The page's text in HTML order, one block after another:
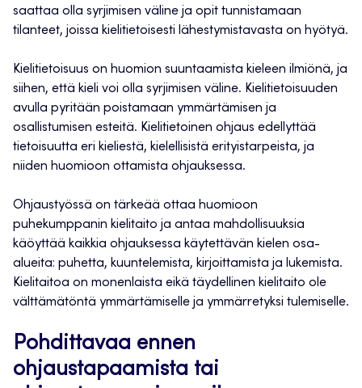
saattaa olla syrjimisen väline ja opit tunnistamaan
tilanteet, joissa kielitietoisesti lähestymistavasta on hyötyä.
Kielitietoisuus on huomion suuntaamista kieleen ilmiönä, ja
siihen, että kieli voi olla syrjimisen väline. Kielitietoisuuden
avulla pyritään poistamaan ymmärtämisen ja
osallistumisen esteitä. Kielitietoinen ohjaus edellyttää
tietoisuutta eri kieliestä, kielellisistä erityistarpeista, ja
niiden huomioon ottamista ohjauksessa.
Ohjaustyössä on tärkeää ottaa huomioon
puhekumppanin kielitaito ja antaa mahdollisuuksia
käöyttää kaikkia ohjauksessa käytettävän kielen osa-
alueita: puhetta, kuuntelemista, kirjoittamista ja lukemista.
Kielitaitoa on monenlaista eikä täydellinen kielitaito ole
välttämätöntä ymmärtämiselle ja ymmärretyksi tulemiselle.
Pohdittavaa ennen
ohjaustapaamista tai